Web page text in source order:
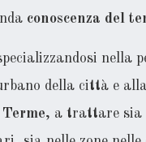
conoscenza del
nella
della città e
, a trattare sia